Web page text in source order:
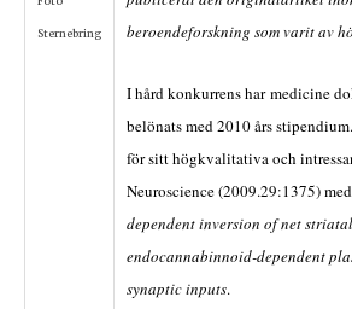
Sternebring
beroendeforskning som varit av
I hård konkurrens har medicine
belönats med 2010 års
för sitt högkvalitativa och
Neuroscience (2009.29:1375)
dependent inversion of net
endocannabinnoid-dependent
synaptic inputs.